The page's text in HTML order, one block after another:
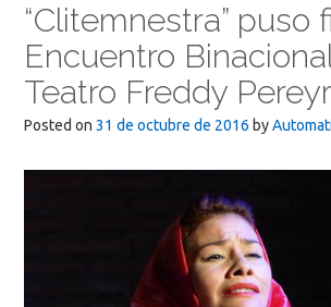
“Clitemnestra” puso
Encuentro
Teatro Freddy
Posted on 31 de octubre de 2016 by